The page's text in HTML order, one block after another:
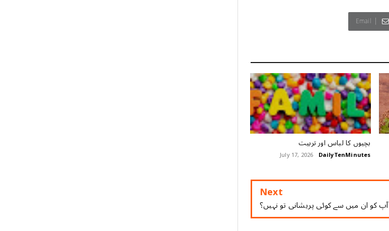
Email
بچیوں کا لباس اور تربیت
DailyTenMinutes
July 17, 2026
Next
آپ کو ان میں سے کوئی پریشانی تو نہیں؟